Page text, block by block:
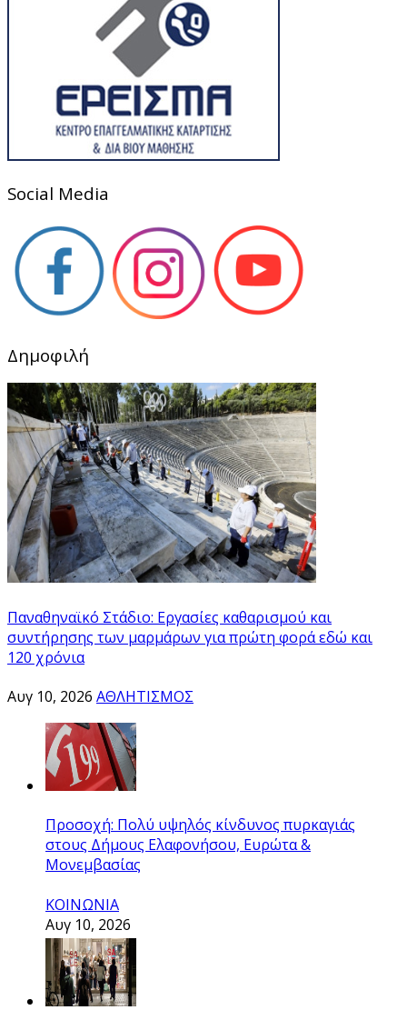
Social Media
Δημοφιλή
Παναθηναϊκό Στάδιο: Εργασίες καθαρισμού και
συντήρησης των μαρμάρων για πρώτη φορά εδώ και
120 χρόνια
Αυγ 10, 2026 ΑΘΛΗΤΙΣΜΟΣ
Προσοχή: Πολύ υψηλός κίνδυνος πυρκαγιάς
στους Δήμους Ελαφονήσου, Ευρώτα &
Μονεμβασίας
ΚΟΙΝΩΝΙΑ
Αυγ 10, 2026